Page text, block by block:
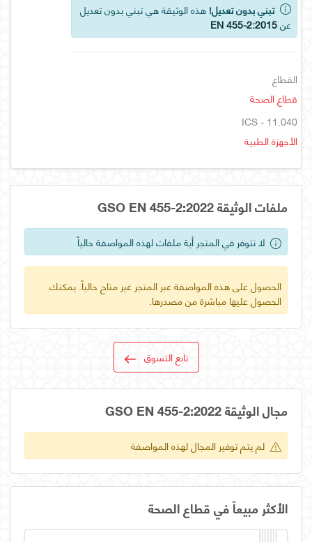
تبني بدون تعديل! هذه الوثيقة هي تبني بدون تعديل
عنEN 455-2:2015
القطاع
قطاع الصحة
ICS - 11.040
الأجهزة الطبية
ملفات الوثيقة GSO EN 455-2:2022
لا تتوفر في المتجر أية ملفات لهذه المواصفة حالياً
الحصول على هذه المواصفة عبر المتجر غير متاح حالياً. يمكنك
الحصول عليها مباشرة من مصدرها.
تابع التسوق
مجال الوثيقة GSO EN 455-2:2022
لم يتم توفير المجال لهذه المواصفة
الأكثر مبيعاً في قطاع الصحة